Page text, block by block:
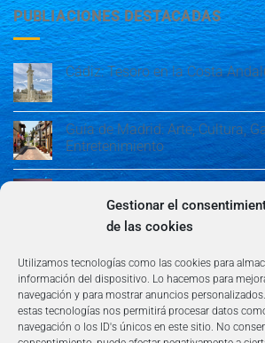
Gestionar el
de las cookies
Utilizamos tecnologías como las cookies para
información del dispositivo. Lo hacemos para
navegación y para mostrar anuncios
estas tecnologías nos permitirá procesar datos
navegación o los ID's únicos en este sitio. No
PUBLIACIONES DESTACADAS
Cádiz: Tesoro en la Costa
Guía de Madrid: Arte, Cultura,
Entretenimiento
Guía de Madrid: Arte, Cultura,
Entretenimiento